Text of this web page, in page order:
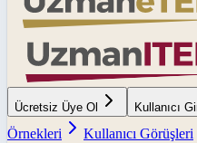
Ücretsiz Üye Ol Kullanıcı
Örnekleri
Kullanıcı Görüşleri